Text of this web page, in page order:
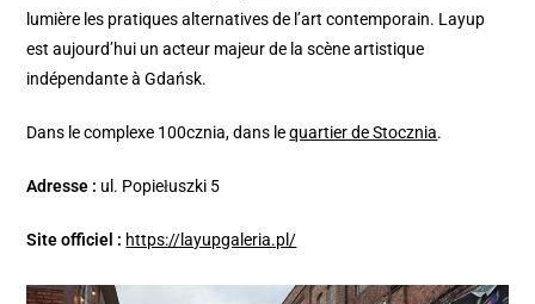
lumière les pratiques alternatives de l’art contemporain. Layup
est aujourd’hui un acteur majeur de la scène artistique
indépendante à Gdańsk.
Dans le complexe 100cznia, dans lequartier de Stocznia.
Adresse : ul. Popiełuszki 5
Site officiel : https://layupgaleria.pl/